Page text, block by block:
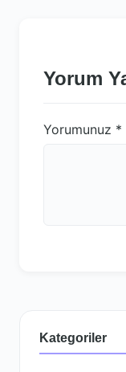
Yorum
Yorumunuz *
Kategoriler